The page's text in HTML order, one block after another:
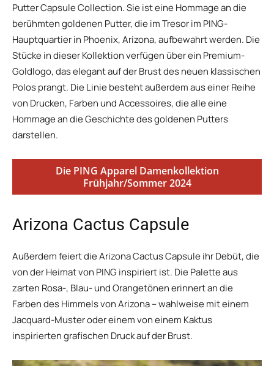
Putter Capsule Collection. Sie ist eine Hommage an die
berühmten goldenen Putter, die im Tresor im PING-
Hauptquartier in Phoenix, Arizona, aufbewahrt werden. Die
Stücke in dieser Kollektion verfügen über ein Premium-
Goldlogo, das elegant auf der Brust des neuen klassischen
Polos prangt. Die Linie besteht außerdem aus einer Reihe
von Drucken, Farben und Accessoires, die alle eine
Hommage an die Geschichte des goldenen Putters
darstellen.
Die PING Apparel Damenkollektion
Frühjahr/Sommer 2024
Arizona Cactus Capsule
Außerdem feiert die Arizona Cactus Capsule ihr Debüt, die
von der Heimat von PING inspiriert ist. Die Palette aus
zarten Rosa-, Blau- und Orangetönen erinnert an die
Farben des Himmels von Arizona – wahlweise mit einem
Jacquard-Muster oder einem von einem Kaktus
inspirierten grafischen Druck auf der Brust.